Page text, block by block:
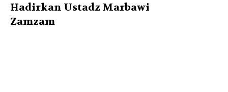
Hadirkan Ustadz Marbawi
Zamzam